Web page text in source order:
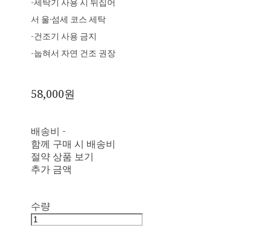
-세탁기 사용 시 뒤집어
서 울·섬세 코스 세탁
-건조기 사용 금지
-눕혀서 자연 건조 권장
58,000원
배송비 -
함께 구매 시 배송비
절약 상품 보기
추가 금액
수량